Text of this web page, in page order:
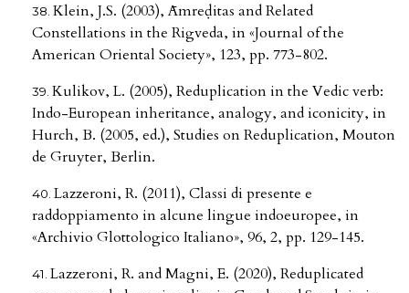
Klein, J.S. (2003), Āmreḍitas and Related
Constellations in the Rigveda, in «Journal of the
American Oriental Society», 123, pp. 773-802.
Kulikov, L. (2005), Reduplication in the Vedic verb:
Indo-European inheritance, analogy, and iconicity, in
Hurch, B. (2005, ed.), Studies on Reduplication, Mouton
de Gruyter, Berlin.
Lazzeroni, R. (2011), Classi di presente e
raddoppiamento in alcune lingue indoeuropee, in
«Archivio Glottologico Italiano», 96, 2, pp. 129-145.
Lazzeroni, R. and Magni, E. (2020), Reduplicated